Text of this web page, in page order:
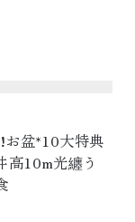
盆*10大特典
10m光纏う